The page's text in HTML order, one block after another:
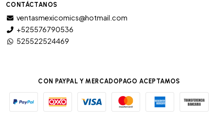
CONTÁCTANOS
ventasmexicomics@hotmail.com
+525576790536
525522524469
CON PAYPAL Y MERCADOPAGO ACEPTAMOS